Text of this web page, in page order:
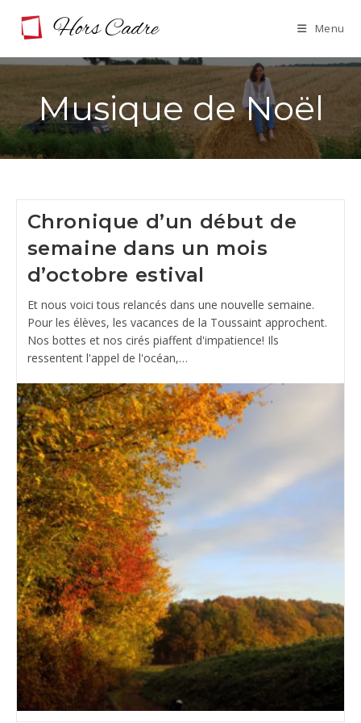
Menu
Musique de Noël
Chronique d’un début de
semaine dans un mois
d’octobre estival
Et nous voici tous relancés dans une nouvelle semaine.
Pour les élèves, les vacances de la Toussaint approchent.
Nos bottes et nos cirés piaffent d'impatience! Ils
ressentent l'appel de l'océan,…